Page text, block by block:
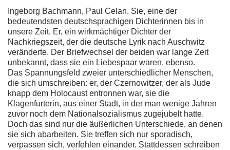
Ingeborg Bachmann, Paul Celan. Sie, eine der
bedeutendsten deutschsprachigen Dichterinnen bis in
unsere Zeit. Er, ein wirkmächtiger Dichter der
Nachkriegszeit, der die deutsche Lyrik nach Auschwitz
veränderte. Der Briefwechsel der beiden war lange Zeit
unbekannt, dass sie ein Liebespaar waren, ebenso.
Das Spannungsfeld zweier unterschiedlicher Menschen,
die sich umschreiben: er, der Czernowitzer, der als Jude
knapp dem Holocaust entronnen war, sie die
Klagenfurterin, aus einer Stadt, in der man wenige Jahren
zuvor noch dem Nationalsozialismus zugejubelt hatte.
Doch das sind nur die äußerlichen Unterschiede, an denen
sie sich abarbeiten. Sie treffen sich nur sporadisch,
verpassen sich, verfehlen einander. Stattdessen schreiben